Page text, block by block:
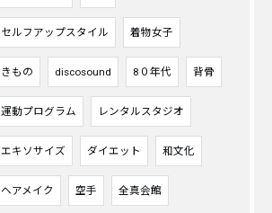
セルフアップスタイル 着物女子
きもの discosound 8０年代 背骨
運動プログラム レンタルスタジオ
エキソサイズ ダイエット 和文化
ヘアメイク 空手 全真会館